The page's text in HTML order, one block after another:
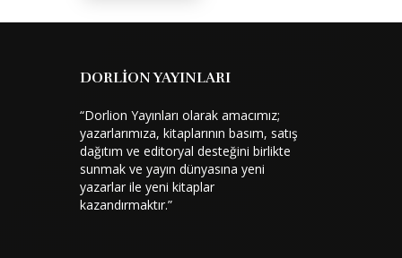
DORLİON YAYINLARI
“Dorlion Yayınları olarak amacımız;
yazarlarımıza, kitaplarının basım, satış
dağıtım ve editoryal desteğini birlikte
sunmak ve yayın dünyasına yeni
yazarlar ile yeni kitaplar
kazandırmaktır.”